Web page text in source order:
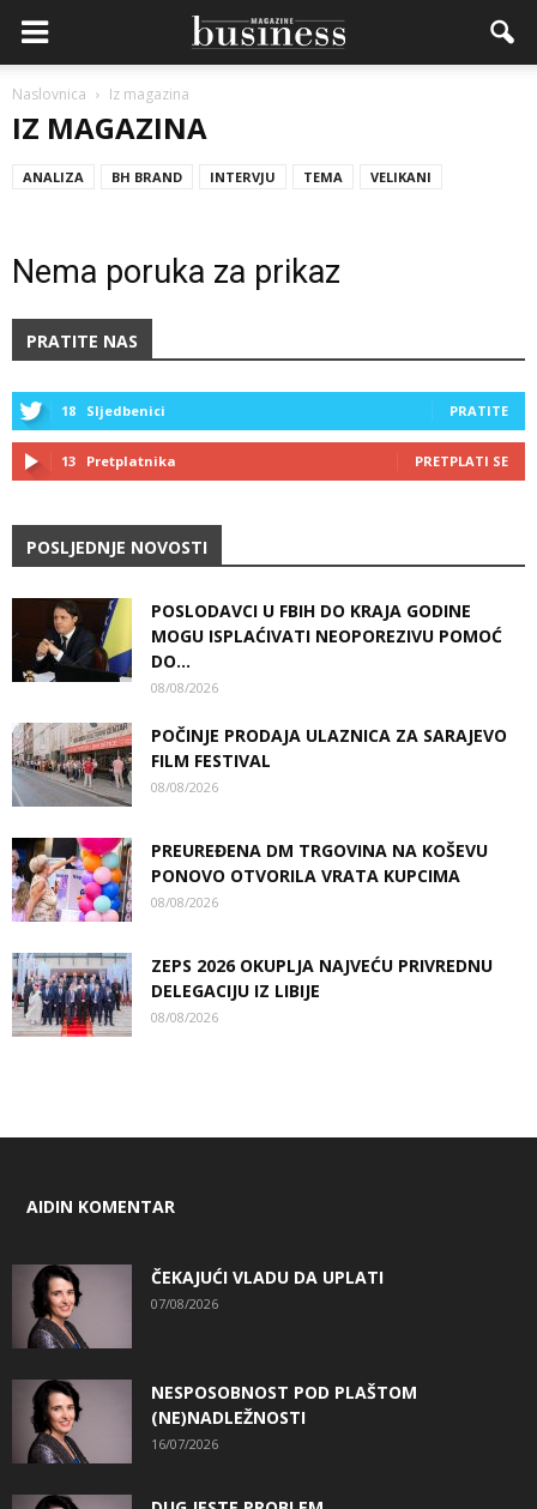
Naslovnica Iz magazina
IZ MAGAZINA
ANALIZA BH BRAND INTERVJU TEMA VELIKANI
Nema poruka za prikaz
PRATITE NAS
18 Sljedbenici PRATITE
13 Pretplatnika PRETPLATI SE
POSLJEDNJE NOVOSTI
POSLODAVCI U FBIH DO KRAJA GODINE
MOGU ISPLAĆIVATI NEOPOREZIVU POMOĆ
DO...
08/08/2026
POČINJE PRODAJA ULAZNICA ZA SARAJEVO
FILM FESTIVAL
08/08/2026
PREUREĐENA DM TRGOVINA NA KOŠEVU
PONOVO OTVORILA VRATA KUPCIMA
08/08/2026
ZEPS 2026 OKUPLJA NAJVEĆU PRIVREDNU
DELEGACIJU IZ LIBIJE
08/08/2026
AIDIN KOMENTAR
ČEKAJUĆI VLADU DA UPLATI
07/08/2026
NESPOSOBNOST POD PLAŠTOM
(NE)NADLEŽNOSTI
16/07/2026